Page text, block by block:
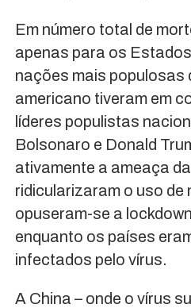
Em número total de
apenas para os
nações mais populosas
americano tiveram em
líderes populistas
Bolsonaro e Donald
ativamente a ameaça
ridicularizaram o uso de
opuseram-se a
enquanto os países
infectados pelo vírus.
A China – onde o vírus